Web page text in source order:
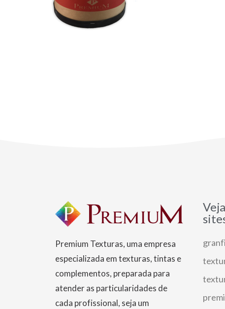
Premium Texturas, uma empresa
especializada em texturas, tintas e
complementos, preparada para
atender as particularidades de
cada profissional, seja um